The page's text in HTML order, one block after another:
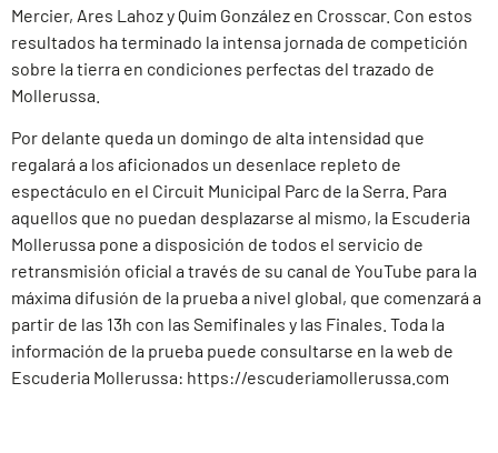
Mercier, Ares Lahoz y Quim González en Crosscar. Con estos
resultados ha terminado la intensa jornada de competición
sobre la tierra en condiciones perfectas del trazado de
Mollerussa.
Por delante queda un domingo de alta intensidad que
regalará a los aficionados un desenlace repleto de
espectáculo en el Circuit Municipal Parc de la Serra. Para
aquellos que no puedan desplazarse al mismo, la Escuderia
Mollerussa pone a disposición de todos el servicio de
retransmisión oficial a través de su canal de YouTube para la
máxima difusión de la prueba a nivel global, que comenzará a
partir de las 13h con las Semifinales y las Finales. Toda la
información de la prueba puede consultarse en la web de
Escuderia Mollerussa: https://escuderiamollerussa.com